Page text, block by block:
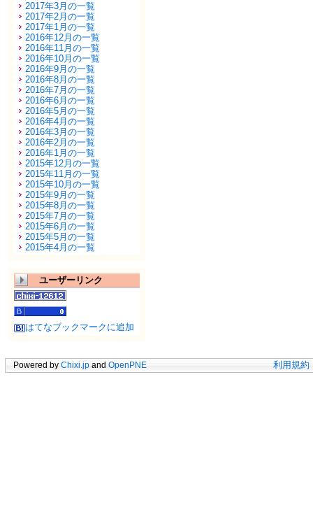
2017年3月の一覧
2017年2月の一覧
2017年1月の一覧
2016年12月の一覧
2016年11月の一覧
2016年10月の一覧
2016年9月の一覧
2016年8月の一覧
2016年7月の一覧
2016年6月の一覧
2016年5月の一覧
2016年4月の一覧
2016年3月の一覧
2016年2月の一覧
2016年1月の一覧
2015年12月の一覧
2015年11月の一覧
2015年10月の一覧
2015年9月の一覧
2015年8月の一覧
2015年7月の一覧
2015年6月の一覧
2015年5月の一覧
2015年4月の一覧
ユーザーリンク
はてなブックマークに追加
Powered by Chixi.jp and OpenPNE 利用規約